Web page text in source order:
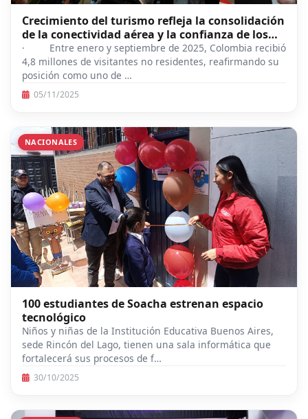
Crecimiento del turismo refleja la consolidación
de la conectividad aérea y la confianza de los
viajeros
· Entre enero y septiembre de 2025, Colombia recibió
4,8 millones de visitantes no residentes, reafirmando su
posición como uno de …
05/11/2025
NACIONALES
100 estudiantes de Soacha estrenan espacio
tecnológico
Niños y niñas de la Institución Educativa Buenos Aires,
sede Rincón del Lago, tienen una sala informática que
fortalecerá sus procesos de f…
30/10/2025